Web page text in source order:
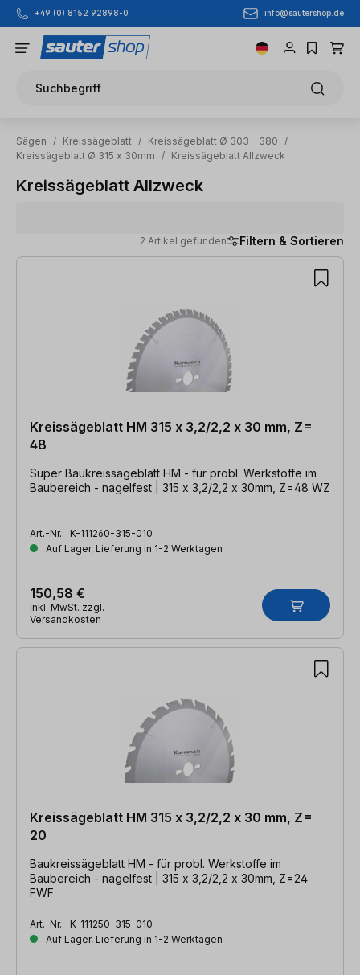
Zum Hauptinhalt springen
+49 (0) 8152 92898-0 info@sautershop.de
Suchbegriff
Sägen / Kreissägeblatt / Kreissägeblatt Ø 303 - 380
/
Kreissägeblatt Ø 315 x 30mm
/ Kreissägeblatt Allzweck
Kreissägeblatt Allzweck
2 Artikel gefunden Filtern & Sortieren
2 Artikel gefunden
Kreissägeblatt HM 315 x 3,2/2,2 x 30 mm, Z=
48
Super Baukreissägeblatt HM - für probl. Werkstoffe im
Baubereich - nagelfest | 315 x 3,2/2,2 x 30mm, Z=48 WZ
Art.-Nr.: K-111260-315-010
Auf Lager, Lieferung in 1-2 Werktagen
150,58 €
inkl. MwSt. zzgl.
Versandkosten
Kreissägeblatt HM 315 x 3,2/2,2 x 30 mm, Z=
20
Baukreissägeblatt HM - für probl. Werkstoffe im
Baubereich - nagelfest | 315 x 3,2/2,2 x 30mm, Z=24
FWF
Art.-Nr.: K-111250-315-010
Auf Lager, Lieferung in 1-2 Werktagen